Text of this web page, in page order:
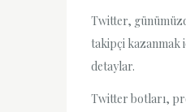
Twitter,
takipçi kazanmak
detaylar.
Twitter botları,